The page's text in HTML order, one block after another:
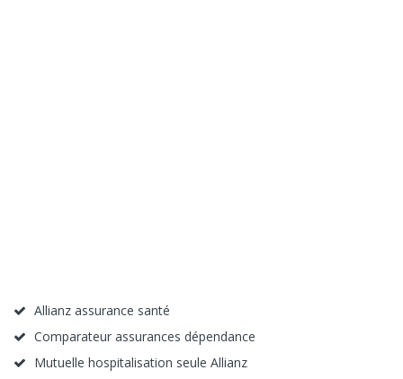
Allianz assurance santé
Comparateur assurances dépendance
Mutuelle hospitalisation seule Allianz